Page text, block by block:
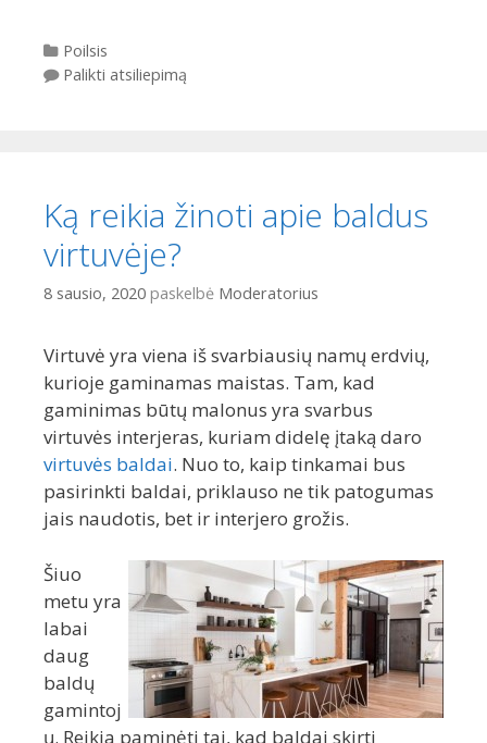
Kategorijos
Poilsis
Palikti atsiliepimą
Ką reikia žinoti apie baldus
virtuvėje?
8 sausio, 2020 paskelbė Moderatorius
Virtuvė yra viena iš svarbiausių namų erdvių,
kurioje gaminamas maistas. Tam, kad
gaminimas būtų malonus yra svarbus
virtuvės interjeras, kuriam didelę įtaką daro
virtuvės baldai. Nuo to, kaip tinkamai bus
pasirinkti baldai, priklauso ne tik patogumas
jais naudotis, bet ir interjero grožis.
Šiuo
metu yra
labai
daug
baldų
gamintoj
ų. Reikia paminėti tai, kad baldai skirti